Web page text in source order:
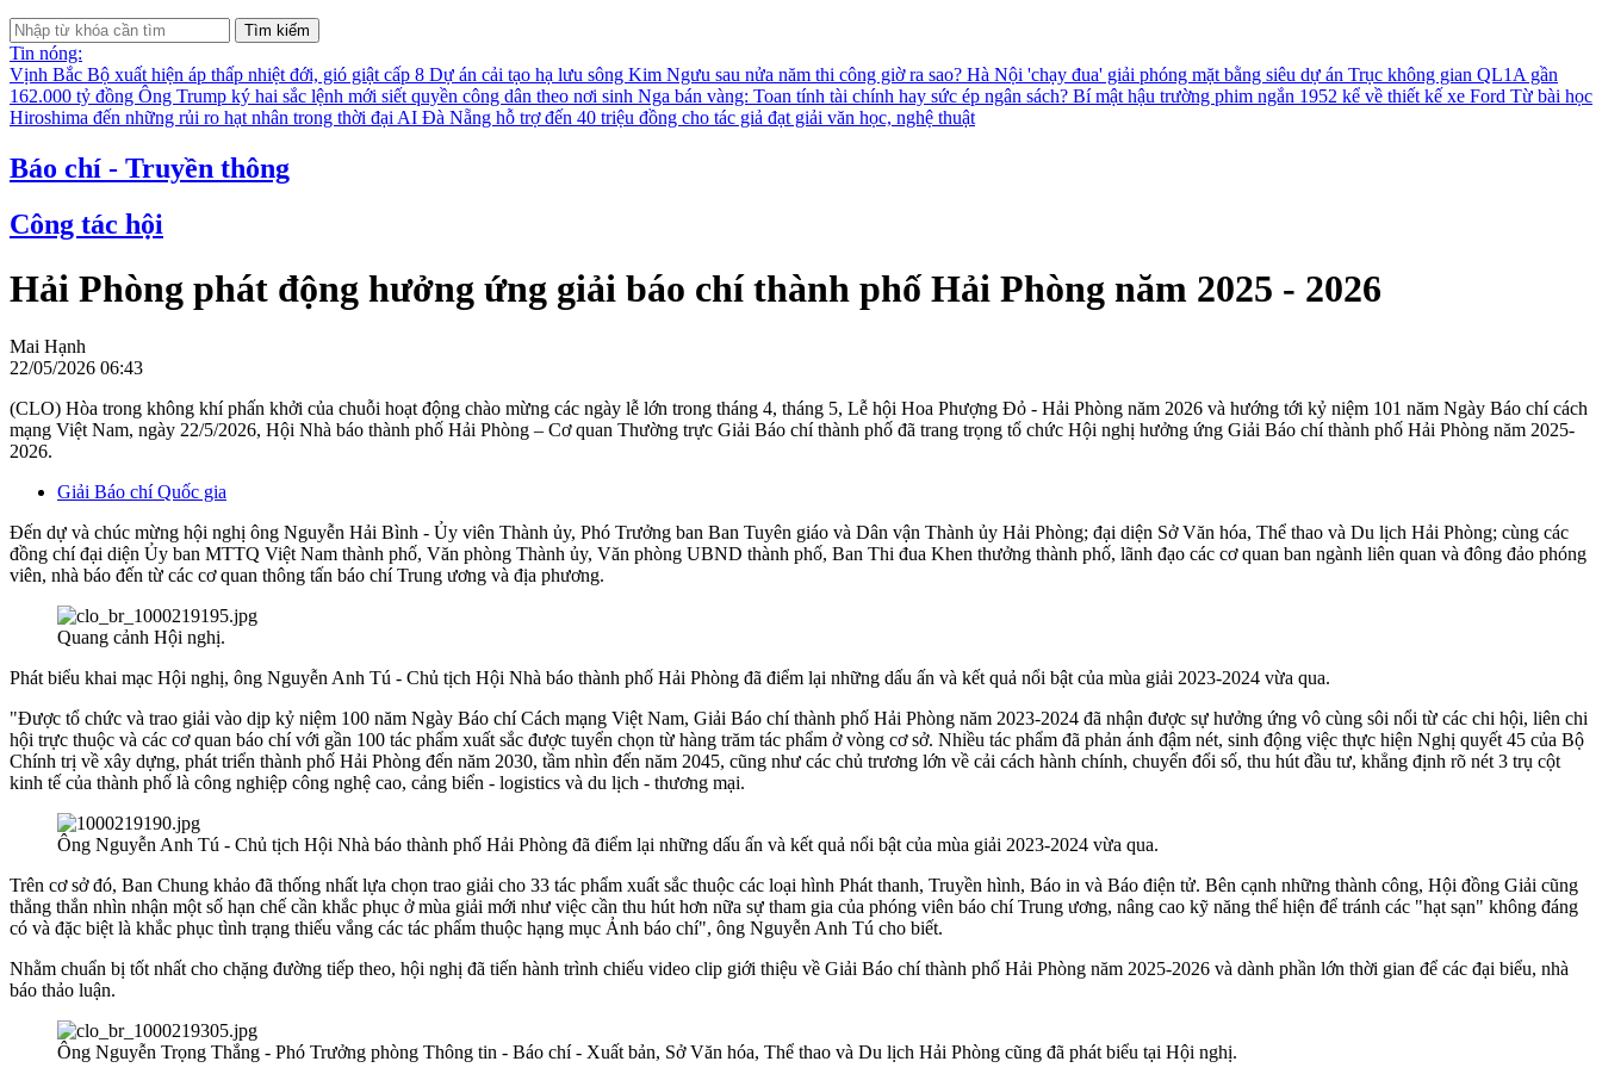
Tìm kiếm
Tin nóng:
Vịnh Bắc Bộ xuất hiện áp thấp nhiệt đới, gió giật cấp 8 Dự án cải tạo hạ lưu sông Kim Ngưu sau nửa năm thi công giờ ra sao? Hà Nội 'chạy đua' giải phóng mặt bằng siêu dự án Trục không gian QL1A gần
162.000 tỷ đồng Ông Trump ký hai sắc lệnh mới siết quyền công dân theo nơi sinh Nga bán vàng: Toan tính tài chính hay sức ép ngân sách? Bí mật hậu trường phim ngắn 1952 kể về thiết kế xe Ford Từ bài học
Hiroshima đến những rủi ro hạt nhân trong thời đại AI Đà Nẵng hỗ trợ đến 40 triệu đồng cho tác giả đạt giải văn học, nghệ thuật
Báo chí - Truyền thông
Công tác hội
Hải Phòng phát động hưởng ứng giải báo chí thành phố Hải Phòng năm 2025 - 2026
Mai Hạnh
22/05/2026 06:43
(CLO) Hòa trong không khí phấn khởi của chuỗi hoạt động chào mừng các ngày lễ lớn trong tháng 4, tháng 5, Lễ hội Hoa Phượng Đỏ - Hải Phòng năm 2026 và hướng tới kỷ niệm 101 năm Ngày Báo chí cách
mạng Việt Nam, ngày 22/5/2026, Hội Nhà báo thành phố Hải Phòng – Cơ quan Thường trực Giải Báo chí thành phố đã trang trọng tổ chức Hội nghị hưởng ứng Giải Báo chí thành phố Hải Phòng năm 2025-
2026.
Giải Báo chí Quốc gia
​Đến dự và chúc mừng hội nghị ông Nguyễn Hải Bình - Ủy viên Thành ủy, Phó Trưởng ban Ban Tuyên giáo và Dân vận Thành ủy Hải Phòng; đại diện Sở Văn hóa, Thể thao và Du lịch Hải Phòng; cùng các
đồng chí đại diện Ủy ban MTTQ Việt Nam thành phố, Văn phòng Thành ủy, Văn phòng UBND thành phố, Ban Thi đua Khen thưởng thành phố, lãnh đạo các cơ quan ban ngành liên quan và đông đảo phóng
viên, nhà báo đến từ các cơ quan thông tấn báo chí Trung ương và địa phương.
Quang cảnh Hội nghị.
​Phát biểu khai mạc Hội nghị, ông Nguyễn Anh Tú - Chủ tịch Hội Nhà báo thành phố Hải Phòng đã điểm lại những dấu ấn và kết quả nổi bật của mùa giải 2023-2024 vừa qua.
"Được tổ chức và trao giải vào dịp kỷ niệm 100 năm Ngày Báo chí Cách mạng Việt Nam, Giải Báo chí thành phố Hải Phòng năm 2023-2024 đã nhận được sự hưởng ứng vô cùng sôi nổi từ các chi hội, liên chi
hội trực thuộc và các cơ quan báo chí với gần 100 tác phẩm xuất sắc được tuyển chọn từ hàng trăm tác phẩm ở vòng cơ sở. Nhiều tác phẩm đã phản ánh đậm nét, sinh động việc thực hiện Nghị quyết 45 của Bộ
Chính trị về xây dựng, phát triển thành phố Hải Phòng đến năm 2030, tầm nhìn đến năm 2045, cũng như các chủ trương lớn về cải cách hành chính, chuyển đổi số, thu hút đầu tư, khẳng định rõ nét 3 trụ cột
kinh tế của thành phố là công nghiệp công nghệ cao, cảng biển - logistics và du lịch - thương mại.
Ông Nguyễn Anh Tú - Chủ tịch Hội Nhà báo thành phố Hải Phòng đã điểm lại những dấu ấn và kết quả nổi bật của mùa giải 2023-2024 vừa qua.
Trên cơ sở đó, Ban Chung khảo đã thống nhất lựa chọn trao giải cho 33 tác phẩm xuất sắc thuộc các loại hình Phát thanh, Truyền hình, Báo in và Báo điện tử. Bên cạnh những thành công, Hội đồng Giải cũng
thẳng thắn nhìn nhận một số hạn chế cần khắc phục ở mùa giải mới như việc cần thu hút hơn nữa sự tham gia của phóng viên báo chí Trung ương, nâng cao kỹ năng thể hiện để tránh các "hạt sạn" không đáng
có và đặc biệt là khắc phục tình trạng thiếu vắng các tác phẩm thuộc hạng mục Ảnh báo chí", ông Nguyễn Anh Tú cho biết.
​Nhằm chuẩn bị tốt nhất cho chặng đường tiếp theo, hội nghị đã tiến hành trình chiếu video clip giới thiệu về Giải Báo chí thành phố Hải Phòng năm 2025-2026 và dành phần lớn thời gian để các đại biểu, nhà
báo thảo luận.
Ông Nguyễn Trọng Thắng - Phó Trưởng phòng Thông tin - Báo chí - Xuất bản, Sở Văn hóa, Thể thao và Du lịch Hải Phòng cũng đã phát biểu tại Hội nghị.